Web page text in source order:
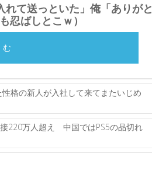
て送っといた」俺「ありがと
忍ばしとこｗ）
格の新人が入社して来てまたいじめ
220万人超え 中国ではPS5の品切れ